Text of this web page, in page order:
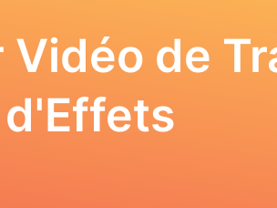
Vidéo de
d'Effets